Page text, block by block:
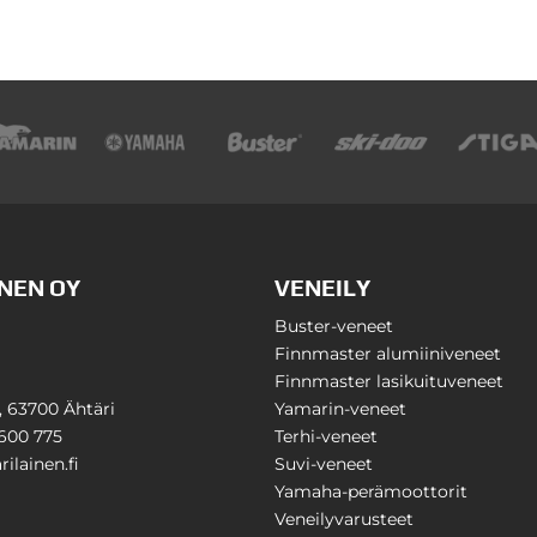
OY
63700 Ähtäri
775
VENEILY
Buster-veneet
Finnmaster alumiiniveneet
Finnmaster lasikuituveneet
Yamarin-veneet
Terhi-veneet
Suvi-veneet
Yamaha-perämoottorit
Veneilyvarusteet